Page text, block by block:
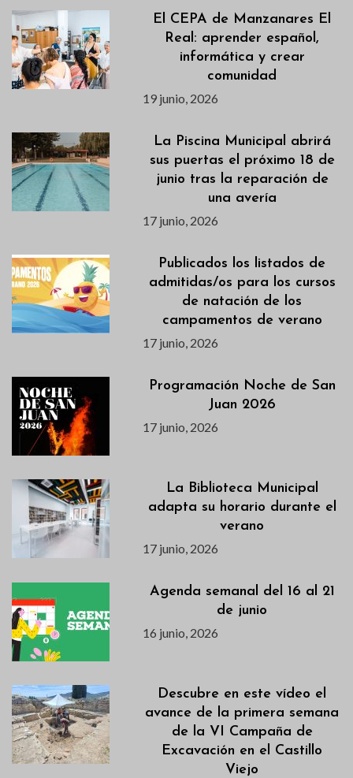
El CEPA de Manzanares El
Real: aprender español,
informática y crear
comunidad
19 junio, 2026
La Piscina Municipal abrirá
sus puertas el próximo 18 de
junio tras la reparación de
una avería
17 junio, 2026
Publicados los listados de
admitidas/os para los cursos
de natación de los
campamentos de verano
17 junio, 2026
Programación Noche de San
Juan 2026
17 junio, 2026
La Biblioteca Municipal
adapta su horario durante el
verano
17 junio, 2026
Agenda semanal del 16 al 21
de junio
16 junio, 2026
Descubre en este vídeo el
avance de la primera semana
de la VI Campaña de
Excavación en el Castillo
Viejo